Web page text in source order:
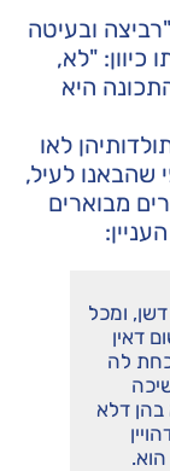
ובעיטה
כיוון: "לא,
היא
לאו
שהבאנו לעיל,
מבוארים
ומכל
דאין
לה
בהן דלא